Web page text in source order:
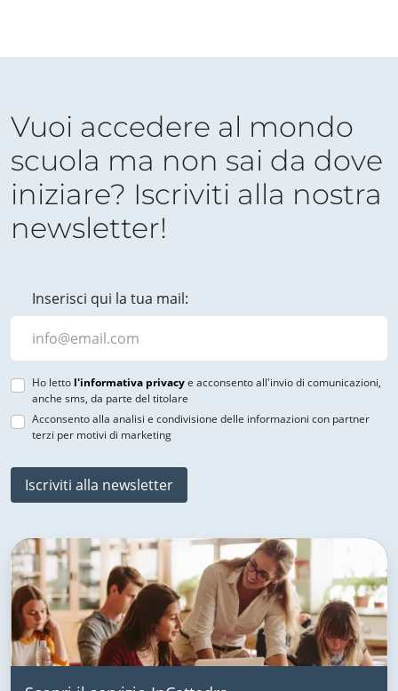
Vuoi accedere al mondo
scuola ma non sai da dove
iniziare? Iscriviti alla nostra
newsletter!
Inserisci qui la tua mail:
Ho letto l'informativa privacye acconsento all'invio di comunicazioni,
anche sms, da parte del titolare
Acconsento alla analisi e condivisione delle informazioni con partner
terzi per motivi di marketing
Iscriviti alla newsletter